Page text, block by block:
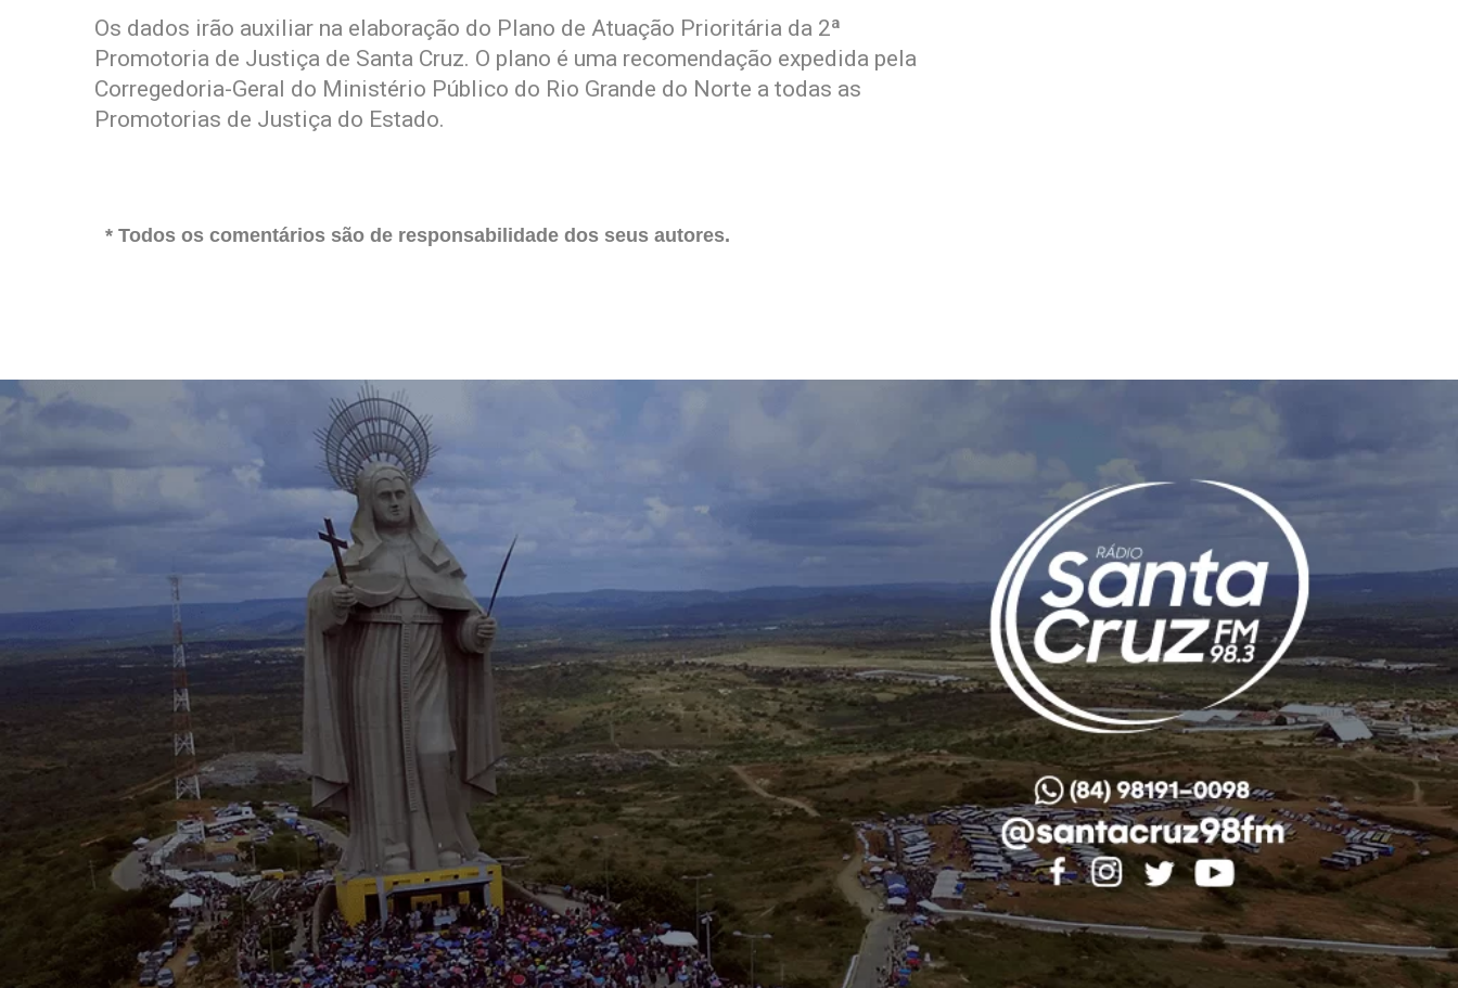
Os dados irão auxiliar na elaboração do Plano de Atuação Prioritária da 2ª
Promotoria de Justiça de Santa Cruz. O plano é uma recomendação expedida pela
Corregedoria-Geral do Ministério Público do Rio Grande do Norte a todas as
Promotorias de Justiça do Estado.
* Todos os comentários são de responsabilidade dos seus autores.